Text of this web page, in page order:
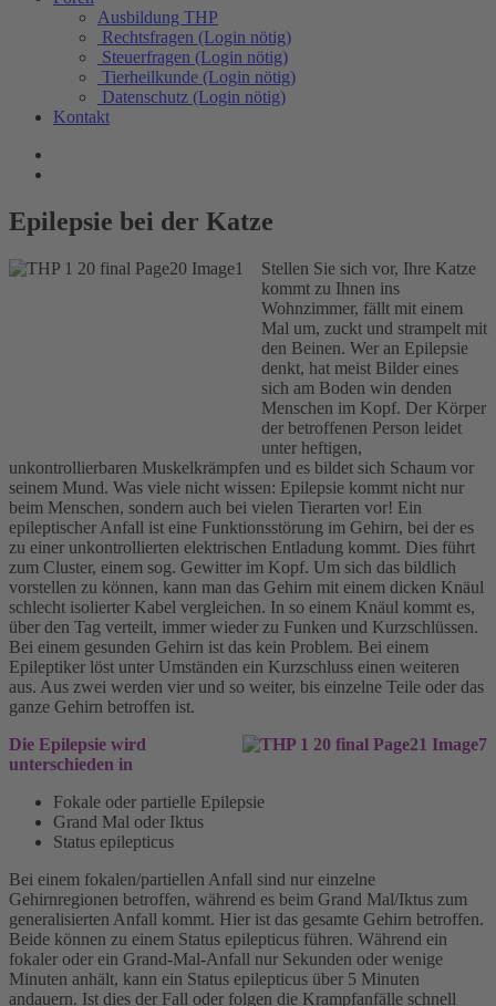
Ausbildung THP
Rechtsfragen (Login nötig)
Steuerfragen (Login nötig)
Tierheilkunde (Login nötig)
Datenschutz (Login nötig)
Kontakt
Epilepsie bei der Katze
Stellen Sie sich vor, Ihre Katze
kommt zu Ihnen ins
Wohnzimmer, fällt mit einem
Mal um, zuckt und strampelt mit
den Beinen. Wer an Epilepsie
denkt, hat meist Bilder eines
sich am Boden win denden
Menschen im Kopf. Der Körper
der betroffenen Person leidet
unter heftigen,
unkontrollierbaren Muskelkrämpfen und es bildet sich Schaum vor
seinem Mund. Was viele nicht wissen: Epilepsie kommt nicht nur
beim Menschen, sondern auch bei vielen Tierarten vor! Ein
epileptischer Anfall ist eine Funktionsstörung im Gehirn, bei der es
zu einer unkontrollierten elektrischen Entladung kommt. Dies führt
zum Cluster, einem sog. Gewitter im Kopf. Um sich das bildlich
vorstellen zu können, kann man das Gehirn mit einem dicken Knäul
schlecht isolierter Kabel vergleichen. In so einem Knäul kommt es,
über den Tag verteilt, immer wieder zu Funken und Kurzschlüssen.
Bei einem gesunden Gehirn ist das kein Problem. Bei einem
Epileptiker löst unter Umständen ein Kurzschluss einen weiteren
aus. Aus zwei werden vier und so weiter, bis einzelne Teile oder das
ganze Gehirn betroffen ist.
Die Epilepsie wird
unterschieden in
Fokale oder partielle Epilepsie
Grand Mal oder Iktus
Status epilepticus
Bei einem fokalen/partiellen Anfall sind nur einzelne
Gehirnregionen betroffen, während es beim Grand Mal/Iktus zum
generalisierten Anfall kommt. Hier ist das gesamte Gehirn betroffen.
Beide können zu einem Status epilepticus führen. Während ein
fokaler oder ein Grand-Mal-Anfall nur Sekunden oder wenige
Minuten anhält, kann ein Status epilepticus über 5 Minuten
andauern. Ist dies der Fall oder folgen die Krampfanfälle schnell